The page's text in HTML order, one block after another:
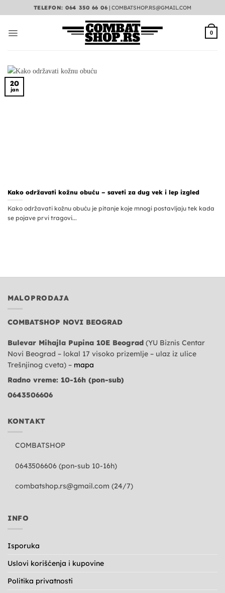
na
TELEFON: 064 350 66 06 |COMBATSHOP.RS@GMAIL.COM
0
Kako održavati kožnu obuću – saveti za dug vek i lep izgled
Kako održavati kožnu obuću je pitanje koje mnogi postavljaju tek kada
se pojave prvi tragovi...
20
jan
MALOPRODAJA
COMBATSHOP NOVI BEOGRAD
Bulevar Mihajla Pupina 10E Beograd (YU Biznis Centar
Novi Beograd – lokal 17 visoko prizemlje – ulaz iz ulice
Trešnjinog cveta) – mapa
Radno vreme: 10-16h (pon-sub)
0643506606
KONTAKT
COMBATSHOP
0643506606 (pon-sub 10-16h)
combatshop.rs@gmail.com (24/7)
INFO
Isporuka
Uslovi korišćenja i kupovine
Politika privatnosti